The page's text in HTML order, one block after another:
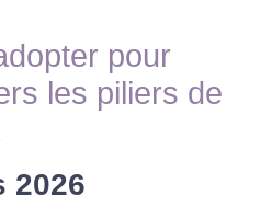
pour
les piliers de
2026